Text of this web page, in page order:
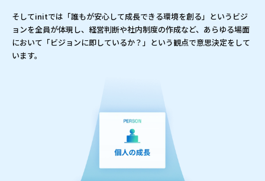
そしてinitでは「誰もが安心して成長できる環境を創る」というビジ
ョンを全員が体現し、経営判断や社内制度の作成など、あらゆる場面
において「ビジョンに即しているか？」という観点で意思決定をして
います。